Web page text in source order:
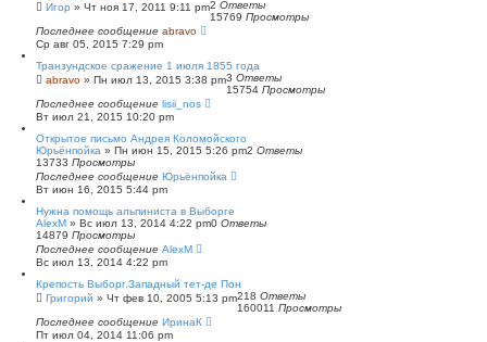
Игор » Чт ноя 17, 2011 9:11 pm2 Ответы
15769 Просмотры
Последнее сообщение abravo
Ср авг 05, 2015 7:29 pm
Транзундское сражение 1 июля 1855 года
abravo » Пн июл 13, 2015 3:38 pm3 Ответы
15754 Просмотры
Последнее сообщение lisii_nos
Вт июл 21, 2015 10:20 pm
Открытое письмо Андрея Коломойского
Юрьёнпойка » Пн июн 15, 2015 5:26 pm2 Ответы
13733 Просмотры
Последнее сообщение Юрьёнпойка
Вт июн 16, 2015 5:44 pm
Нужна помощь альпиниста в Выборге
AlexM » Вс июл 13, 2014 4:22 pm0 Ответы
14879 Просмотры
Последнее сообщение AlexM
Вс июл 13, 2014 4:22 pm
Крепость Выборг.Западный тет-де Пон
Григорий » Чт фев 10, 2005 5:13 pm218 Ответы
160011 Просмотры
Последнее сообщение ИринаК
Пт июл 04, 2014 11:06 pm